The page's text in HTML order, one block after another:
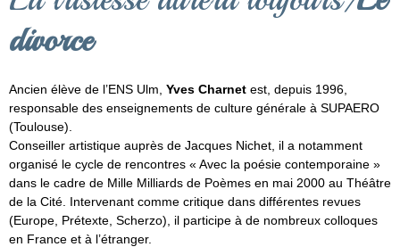
divorce
Ancien élève de l’ENS Ulm, Yves Charnet est, depuis 1996,
responsable des enseignements de culture générale à SUPAERO
(Toulouse).
Conseiller artistique auprès de Jacques Nichet, il a notamment
organisé le cycle de rencontres « Avec la poésie contemporaine »
dans le cadre de Mille Milliards de Poèmes en mai 2000 au Théâtre
de la Cité. Intervenant comme critique dans différentes revues
(Europe, Prétexte, Scherzo), il participe à de nombreux colloques
en France et à l’étranger.